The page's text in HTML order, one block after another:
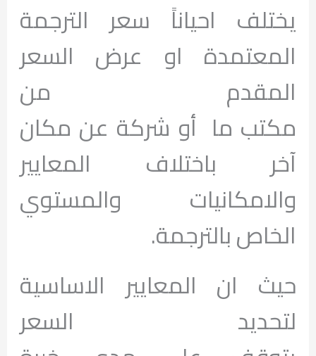
يختلف احياناً سعر الترجمة
المعتمدة او عرض السعر
المقدم من
مكتب ما أو شركة عن مكان
آخر باختلاف المعايير
والامكانيات والمستوي
الخاص بالترجمة.
حيث ان المعايير الاساسية
لتحديد السعر